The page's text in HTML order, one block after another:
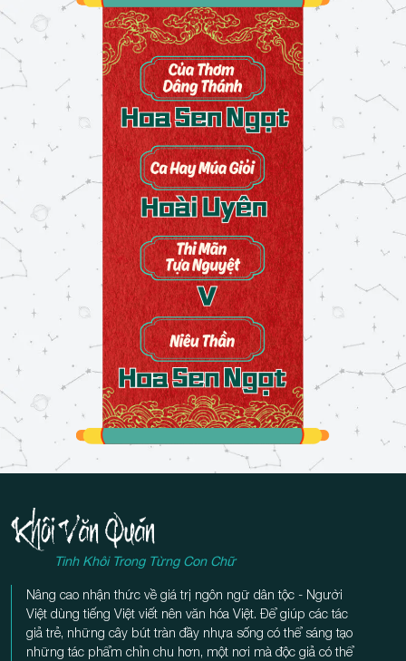
Tinh Khôi Trong Từng Con Chữ
Nâng cao nhận thức về giá trị ngôn ngữ dân tộc - Người
Việt dùng tiếng Việt viết nên văn hóa Việt. Để giúp các tác
giả trẻ, những cây bút tràn đầy nhựa sống có thể sáng tạo
những tác phẩm chỉn chu hơn, một nơi mà độc giả có thể